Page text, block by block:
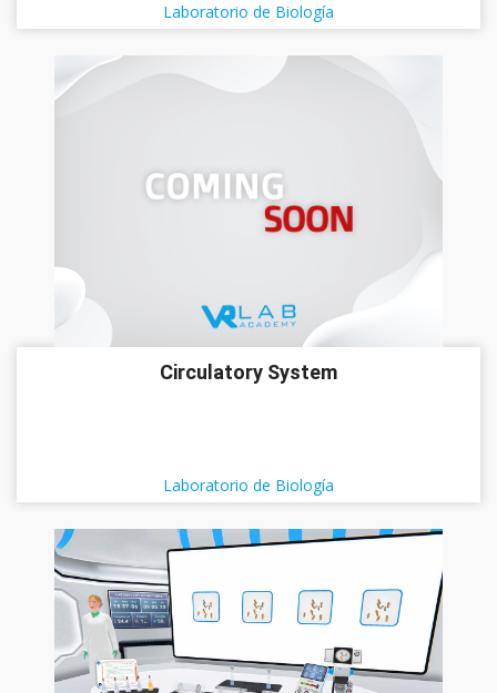
Laboratorio de Biología
Circulatory System
Laboratorio de Biología